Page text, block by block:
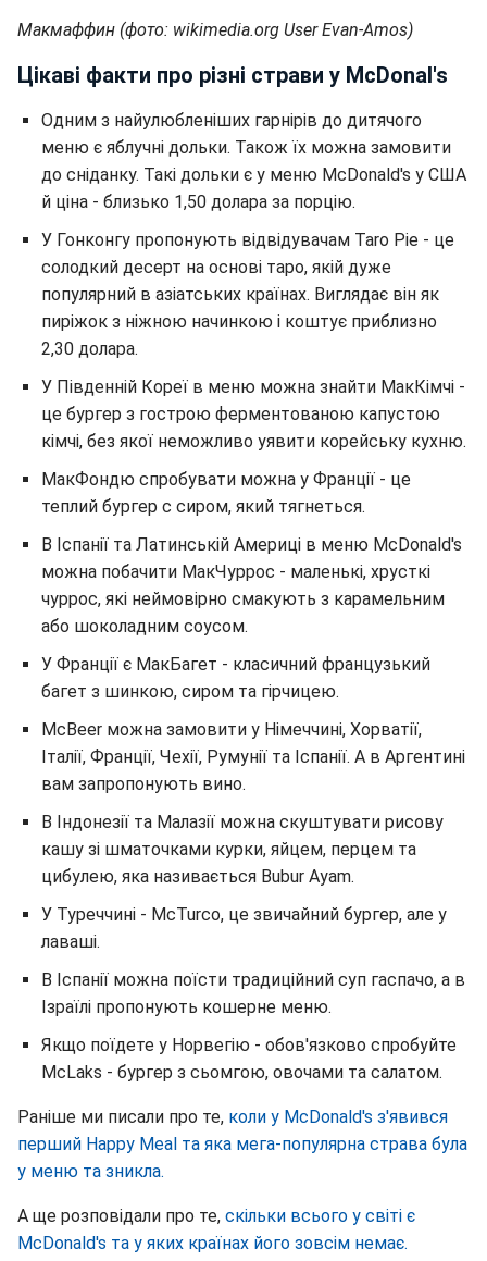
Макмаффин (фото: wikimedia.org User Evan-Amos)
Цікаві факти про різні страви у McDonal's
Одним з найулюбленіших гарнірів до дитячого
меню є яблучні дольки. Також їх можна замовити
до сніданку. Такі дольки є у меню McDonald's у США
й ціна - близько 1,50 долара за порцію.
У Гонконгу пропонують відвідувачам Taro Pie - це
солодкий десерт на основі таро, якій дуже
популярний в азіатських країнах. Виглядає він як
пиріжок з ніжною начинкою і коштує приблизно
2,30 долара.
У Південній Кореї в меню можна знайти МакКімчі -
це бургер з гострою ферментованою капустою
кімчі, без якої неможливо уявити корейську кухню.
МакФондю спробувати можна у Франції - це
теплий бургер с сиром, який тягнеться.
В Іспанії та Латинській Америці в меню McDonald's
можна побачити МакЧуррос - маленькі, хрусткі
чуррос, які неймовірно смакують з карамельним
або шоколадним соусом.
У Франції є МакБагет - класичний французький
багет з шинкою, сиром та гірчицею.
McBeer можна замовити у Німеччині, Хорватії,
Італії, Франції, Чехії, Румунії та Іспанії. А в Аргентині
вам запропонують вино.
В Індонезії та Малазії можна скуштувати рисову
кашу зі шматочками курки, яйцем, перцем та
цибулею, яка називається Bubur Ayam.
У Туреччині - McTurco, це звичайний бургер, але у
лаваші.
В Іспанії можна поїсти традиційний суп гаспачо, а в
Ізраїлі пропонують кошерне меню.
Якщо поїдете у Норвегію - обов'язково спробуйте
McLaks - бургер з сьомгою, овочами та салатом.
Раніше ми писали про те, коли у McDonald's з'явився
перший Happy Meal та яка мега-популярна страва була
у меню та зникла.
А ще розповідали про те, скільки всього у світі є
McDonald's та у яких країнах його зовсім немає.